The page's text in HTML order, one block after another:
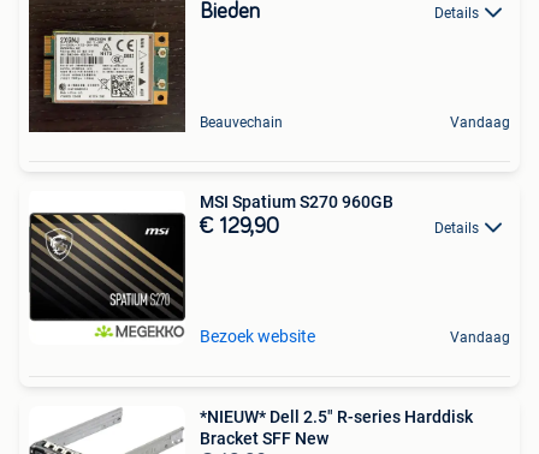
Bieden Details
Beauvechain Vandaag
MSI Spatium S270 960GB
€ 129,90 Details
Bezoek website Vandaag
*NIEUW* Dell 2.5" R-series Harddisk
Bracket SFF New